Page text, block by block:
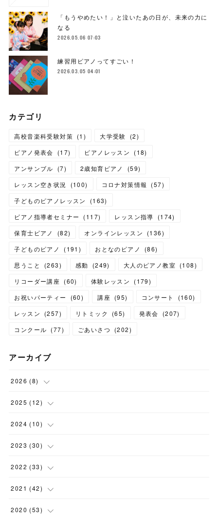
「もうやめたい！」と泣いたあの日が、未来の力に
なる
2026.05.06 07:03
練習用ピアノってすごい！
2026.03.05 04:01
カテゴリ
高校音楽科受験対策 (1 ) 大学受験 (2)
ピアノ発表会
(17) ピアノレッスン (18)
アンサンブル
(7) 2歳知育ピアノ (59)
レッスン空き状況
(100) コロナ対策情報 (57)
子どものピアノレッスン
(163)
ピアノ指導者セミナー
(117) レッスン指導 (174)
保育士ピアノ
(82) オンラインレッスン (136)
子どものピアノ
(191 ) おとなのピアノ (86)
思うこと
(263) 感動 (249) 大人のピアノ教室 (108)
リコーダー講座 (60) 体験レッスン (179)
お祝いパーティー
(60) 講座 (95) コンサート (160)
レッスン
(257) リトミック (65) 発表会 (207)
コンクール (77) ごあいさつ (202)
アーカイブ
2026 (8)
(1)
(3)
(1)
( 2 )
2025 (12)
(1)
(1)
(1)
( 1)
2024 (10)
(1)
(4)
(1)
(1 )
2023 (30)
(1)
(1)
(1)
2022 (33)
(5)
(1)
2021 (42)
(1)
2020 (53)